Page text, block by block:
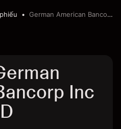
German American Bancorp Inc
Inc